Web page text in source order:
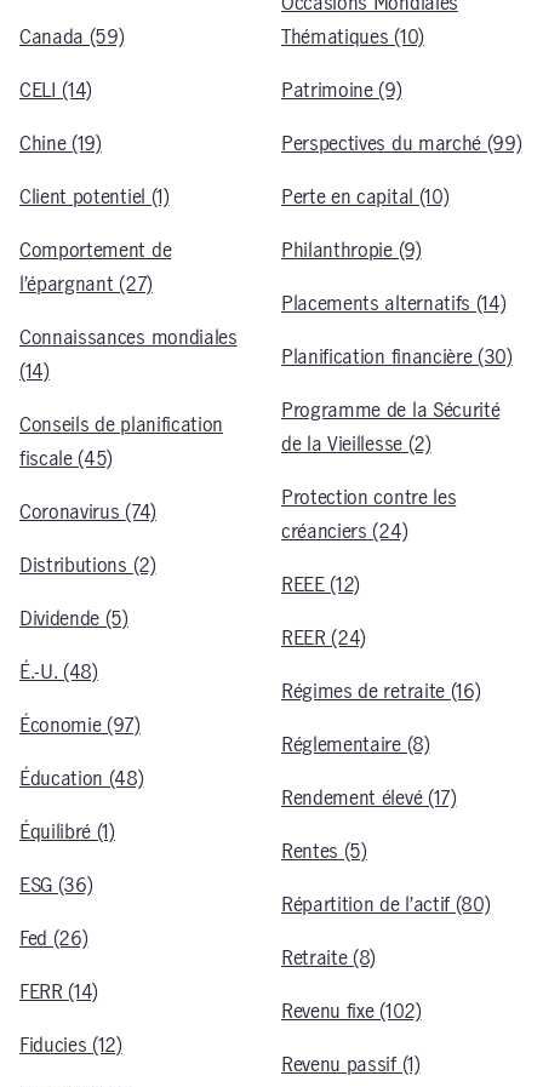
Canada (59)
CELI (14)
Chine (19)
Client potentiel (1)
Comportement de
l’épargnant (27)
Connaissances mondiales
(14)
Conseils de planification
fiscale (45)
Coronavirus (74)
Distributions (2)
Dividende (5)
É.-U. (48)
Économie (97)
Éducation (48)
Équilibré (1)
ESG (36)
Fed (26)
FERR (14)
Fiducies (12)
Thématiques (10)
Patrimoine (9)
Perspectives du marché (99)
Perte en capital (10)
Philanthropie (9)
Placements alternatifs (14)
Planification financière (30)
Programme de la Sécurité
de la Vieillesse (2)
Protection contre les
créanciers (24)
REEE (12)
REER (24)
Régimes de retraite (16)
Réglementaire (8)
Rendement élevé (17)
Rentes (5)
Répartition de l’actif (80)
Retraite (8)
Revenu fixe (102)
Revenu passif (1)